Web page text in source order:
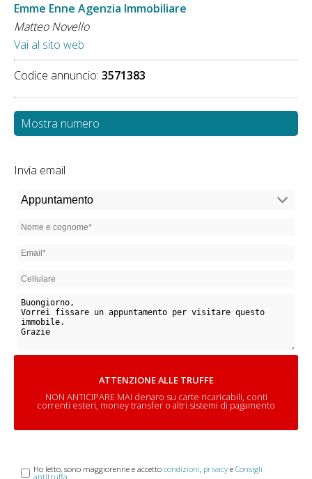
Emme Enne Agenzia Immobiliare
Matteo Novello
Vai al sito web
Codice annuncio: 3571383
Mostra numero
Invia email
ATTENZIONE ALLE TRUFFE
NON ANTICIPARE MAI denaro su carte ricaricabili, conti
correnti esteri, money transfer o altri sistemi di pagamento
Ho letto, sono maggiorenne e accetto condizioni, privacy e Consigli
antitruffa